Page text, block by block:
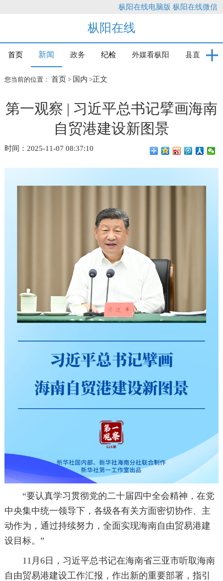
枞阳在线电脑版 枞阳在线微信
枞阳在线
首页 新闻 政务 纪检 外媒看枞阳 县直
您当前的位置： 首页 > 国内 >正文
第一观察 | 习近平总书记擘画海南
自贸港建设新图景
时间：2025-11-07 08:37:10
“要认真学习贯彻党的二十届四中全会精神，在党
中央集中统一领导下，各级各有关方面密切协作、主
动作为，通过持续努力，全面实现海南自由贸易港建
设目标。”
11月6日，习近平总书记在海南省三亚市听取海南
自由贸易港建设工作汇报，作出新的重要部署，指引